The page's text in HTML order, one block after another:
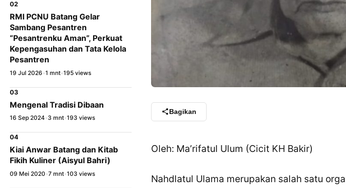
02
RMI PCNU Batang Gelar
Sambang Pesantren
“Pesantrenku Aman”, Perkuat
Kepengasuhan dan Tata Kelola
Pesantren
19 Jul 2026 •1 mnt•195 views
03
Mengenal Tradisi Dibaan
16 Sep 2024•3 mnt•193 views
04
Kiai Anwar Batang dan Kitab
Fikih Kuliner (Aisyul Bahri)
09 Mei 2020 •7 mnt•103 views
Bagikan
Oleh: Ma’rifatul Ulum (Cicit KH Bakir)
Nahdlatul Ulama merupakan salah satu